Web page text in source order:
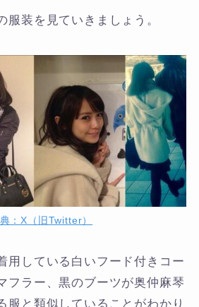
服装を見ていきましょう。
：X（旧Twitter）
用している白いフード付きコー
フラー、黒のブーツが奥仲麻琴
服と類似していることがわかり